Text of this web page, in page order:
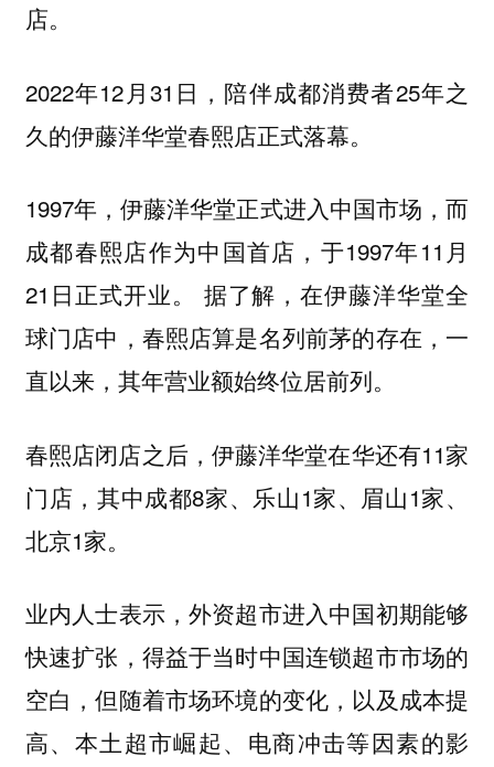
店。
2022年12月31日，陪伴成都消费者25年之
久的伊藤洋华堂春熙店正式落幕。
1997年，伊藤洋华堂正式进入中国市场，而
成都春熙店作为中国首店，于1997年11月
21日正式开业。 据了解，在伊藤洋华堂全
球门店中，春熙店算是名列前茅的存在，一
直以来，其年营业额始终位居前列。
春熙店闭店之后，伊藤洋华堂在华还有11家
门店，其中成都8家、乐山1家、眉山1家、
北京1家。
业内人士表示，外资超市进入中国初期能够
快速扩张，得益于当时中国连锁超市市场的
空白，但随着市场环境的变化，以及成本提
高、本土超市崛起、电商冲击等因素的影